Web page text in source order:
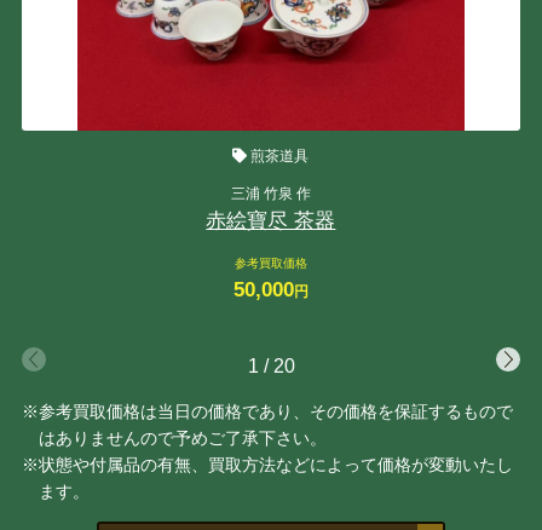
煎茶道具
三浦 竹泉 作
赤絵寶尽 茶器
参考買取価格
50,000円
1 / 20
※参考買取価格は当日の価格であり、その価格を保証するもので
はありませんので予めご了承下さい。
※状態や付属品の有無、買取方法などによって価格が変動いたし
ます。